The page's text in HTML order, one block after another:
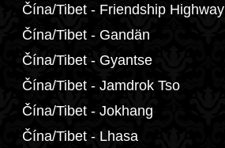
Čína/Tibet - Friendship Highway
Čína/Tibet - Gandän
Čína/Tibet - Gyantse
Čína/Tibet - Jamdrok Tso
Čína/Tibet - Jokhang
Čína/Tibet - Lhasa